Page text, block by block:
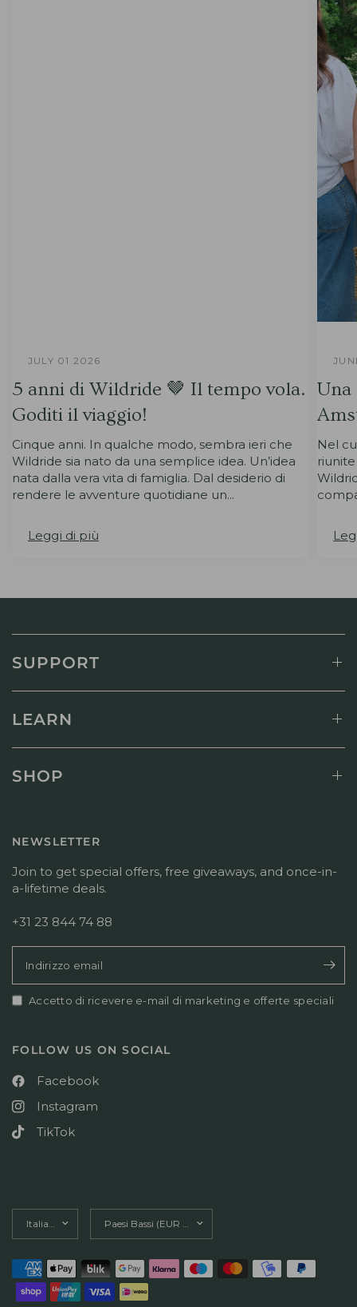
JULY 01 2026
5 anni di Wildride 🤎 Il tempo vola.
Goditi il viaggio!
Cinque anni. In qualche modo, sembra ieri che
Wildride sia nato da una semplice idea. Un’idea
nata dalla vera vita di famiglia. Dal desiderio di
rendere le avventure quotidiane un...
Leggi di più
Una
Nel
SUPPORT
LEARN
SHOP
NEWSLETTER
Join to get special offers, free giveaways, and once-in-
a-lifetime deals.
+31 23 844 74 88
Indirizzo email
Accetto di ricevere e-mail di marketing e offerte speciali
FOLLOW US ON SOCIAL
Facebook
Instagram
TikTok
paese/area
geografica
paese/area
geografica